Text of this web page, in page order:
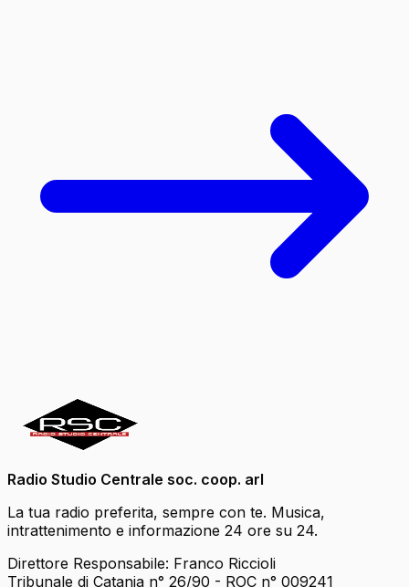
Radio Studio Centrale soc. coop. arl
La tua radio preferita, sempre con te. Musica,
intrattenimento e informazione 24 ore su 24.
Direttore Responsabile: Franco Riccioli
Tribunale di Catania n° 26/90 - ROC n° 009241